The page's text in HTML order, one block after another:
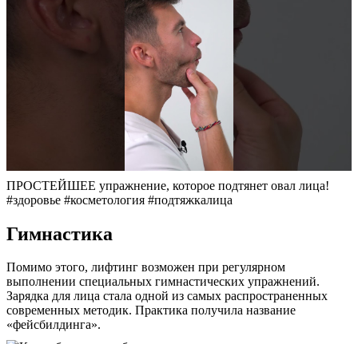
ПРОСТЕЙШЕЕ упражнение, которое подтянет овал лица!
#здоровье #косметология #подтяжкалица
Гимнастика
Помимо этого, лифтинг возможен при регулярном
выполнении специальных гимнастических упражнений.
Зарядка для лица стала одной из самых распространенных
современных методик. Практика получила название
«фейсбилдинга».